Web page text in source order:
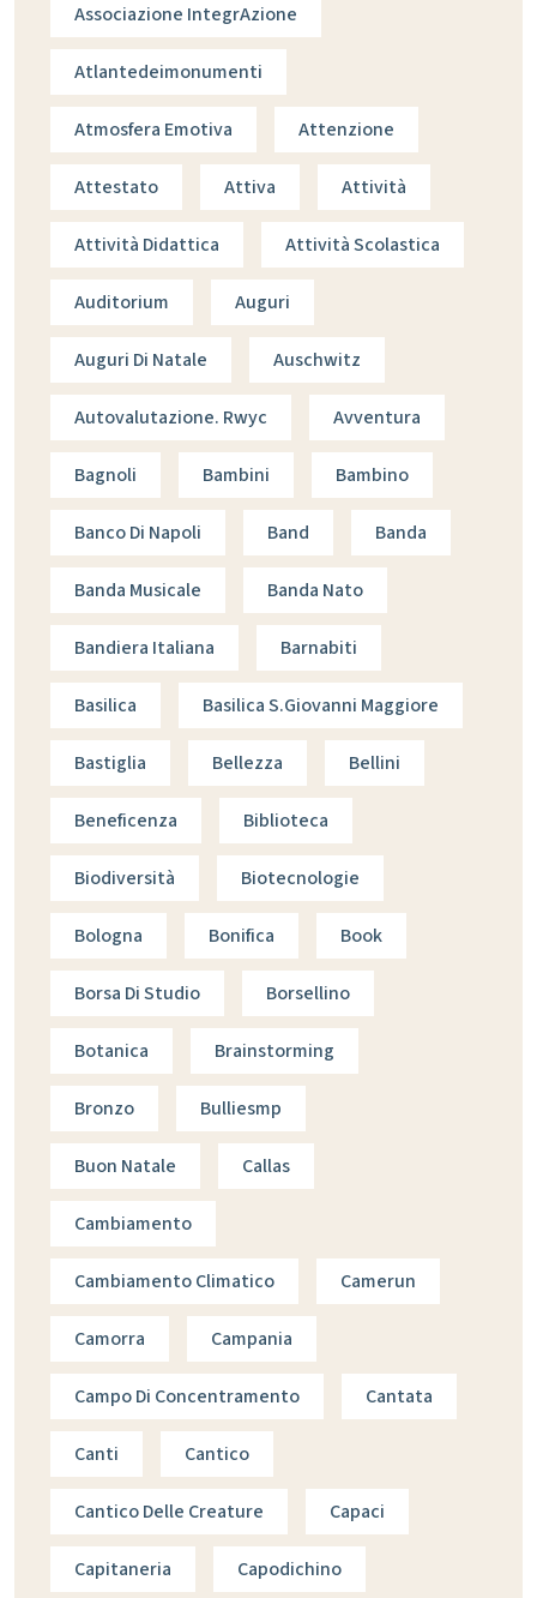
Associazione IntegrAzione
Atlantedeimonumenti
Atmosfera Emotiva Attenzione
Attestato Attiva Attività
Attività Didattica Attività Scolastica
Auditorium Auguri
Auguri Di Natale Auschwitz
Autovalutazione. Rwyc Avventura
Bagnoli Bambini Bambino
Banco Di Napoli Band Banda
Banda Musicale Banda Nato
Bandiera Italiana Barnabiti
Basilica Basilica S.giovanni Maggiore
Bastiglia Bellezza Bellini
Beneficenza Biblioteca
Biodiversità Biotecnologie
Bologna Bonifica Book
Borsa Di Studio Borsellino
Botanica Brainstorming
Bronzo Bulliesmp
Buon Natale Callas
Cambiamento
Cambiamento Climatico Camerun
Camorra Campania
Campo Di Concentramento Cantata
Canti Cantico
Cantico Delle Creature Capaci
Capitaneria Capodichino